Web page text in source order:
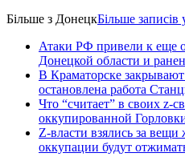
Більше з ДонецкБільше
Атаки РФ привели к еще
Донецкой области и
В Краматорске
остановлена работа
Что “считает” в своих z-
оккупированной
Z-власти взялись за
оккупации будут